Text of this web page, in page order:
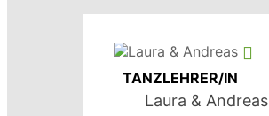
TANZLEHRER/IN
Laura & Andreas